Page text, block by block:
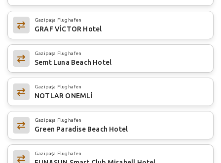
Gazipaşa Flughafen
GRAF VİCTOR Hotel
Gazipaşa Flughafen
Semt Luna Beach Hotel
Gazipaşa Flughafen
NOTLAR ONEMLİ
Gazipaşa Flughafen
Green Paradise Beach Hotel
Gazipaşa Flughafen